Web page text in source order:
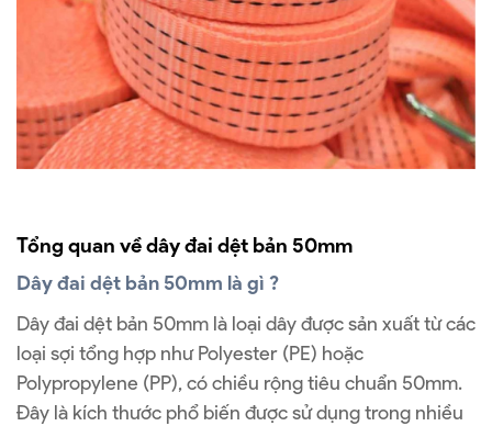
Tổng quan về dây đai dệt bản 50mm
Dây đai dệt bản 50mm là gì ?
Dây đai dệt bản 50mm là loại dây được sản xuất từ các
loại sợi tổng hợp như Polyester (PE) hoặc
Polypropylene (PP), có chiều rộng tiêu chuẩn 50mm.
Đây là kích thước phổ biến được sử dụng trong nhiều